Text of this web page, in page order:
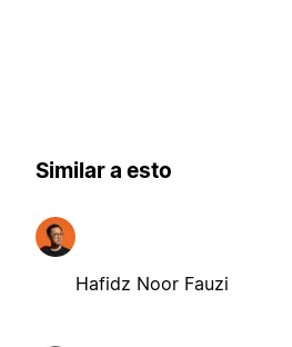
Similar a esto
Hafidz Noor Fauzi